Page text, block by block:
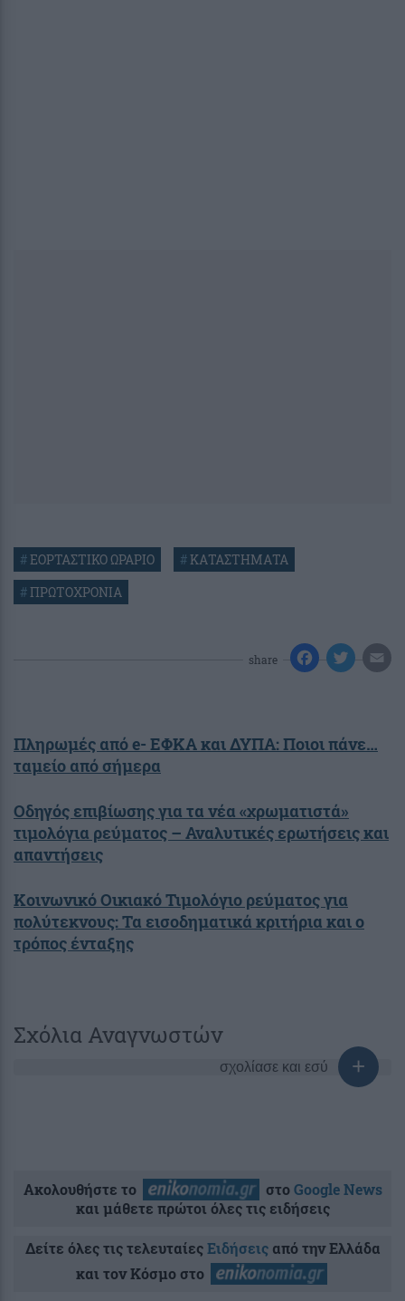
#ΕΟΡΤΑΣΤΙΚΟ ΩΡΑΡΙΟ #ΚΑΤΑΣΤΗΜΑΤΑ
#ΠΡΩΤΟΧΡΟΝΙΑ
share
Πληρωμές από e- ΕΦΚΑ και ΔΥΠΑ: Ποιοι πάνε…
ταμείο από σήμερα
Οδηγός επιβίωσης για τα νέα «χρωματιστά»
τιμολόγια ρεύματος – Αναλυτικές ερωτήσεις και
απαντήσεις
Κοινωνικό Οικιακό Τιμολόγιο ρεύματος για
πολύτεκνους: Τα εισοδηματικά κριτήρια και ο
τρόπος ένταξης
Σχόλια Αναγνωστών
σχολίασε και εσύ
Ακολουθήστε το στοGoogle News
και μάθετε πρώτοι όλες τις ειδήσεις
Δείτε όλες τις τελευταίεςΕιδήσειςαπό την Ελλάδα
και τον Κόσμο στο